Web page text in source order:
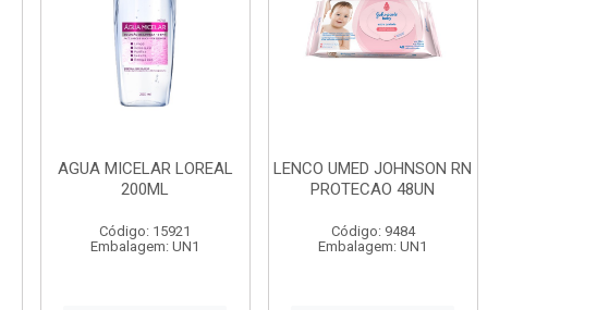
AGUA MICELAR LOREAL
200ML
Código: 15921
Embalagem: UN1
LENCO UMED JOHNSON RN
PROTECAO 48UN
Código: 9484
Embalagem: UN1